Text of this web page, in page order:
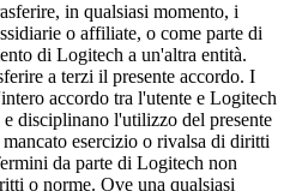
in qualsiasi momento, i
o affiliate, o come parte di
di Logitech a un'altra entità.
a terzi il presente accordo. I
accordo tra l'utente e Logitech
disciplinano l'utilizzo del presente
esercizio o rivalsa di diritti
da parte di Logitech non
o norme. Ove una qualsiasi